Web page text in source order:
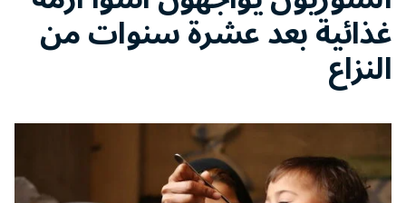
غذائية بعد عشرة سنوات من
النزاع